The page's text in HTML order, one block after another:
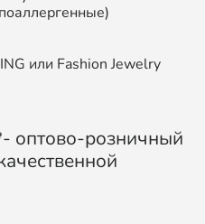
или Fashion Jewelry
оптово-розничный